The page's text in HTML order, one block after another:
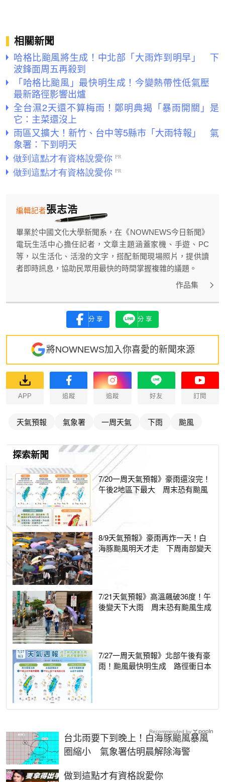
相關新聞
哈格比颱風將生成！中北部「大雨炸到明早」 下
波鋒面周五再殺到
「哈格比颱風」最快明生成！今變熱帶性低氣壓
最新路徑影響出爐
全台濕2天還不算梅雨！鄭明典揭「暴雨開關」是
它：主菜還沒上
雨區又擴大！新竹、台中等5縣市「大雨特報」 氣
象署：下到明天
張志浩
編輯記者
畢業於中國文化大學新聞系，在《NOWNEWS今日新聞》
電玩生活中心擔任記者，文章主題涵蓋家機、手遊、PC
等，以生活化、活潑的文字，搭配新聞現場照片，提供讀
者即時訊息，協助民眾用最快的時間掌握複雜的議題。
作品集
分享 分享
將NOWNEWS加入你喜愛的新聞來源
APP 追蹤 追蹤 好友 訂閱
天氣預報 氣象署 一周天氣 下雨 颱風
探索新聞
7/20一周天氣預報》豪雨還沒完！
午後2地區下最大 周末恐有颱風
8/9天氣預報》豪雨再炸一天！白
海豚颱風明天才走 下周南部變天
7/21天氣預報》高溫飆破36度！午
後變天下大雨 周末恐有颱風生成
7/27一周天氣預報》北部午後有豪
雨！颱風最快明生成 路徑衝日本
台北雨要下到晚上！白海豚颱風暴風
圈縮小 氣象署估明晨解除海警
做到這點才有資格說愛你
PR
Recommended by